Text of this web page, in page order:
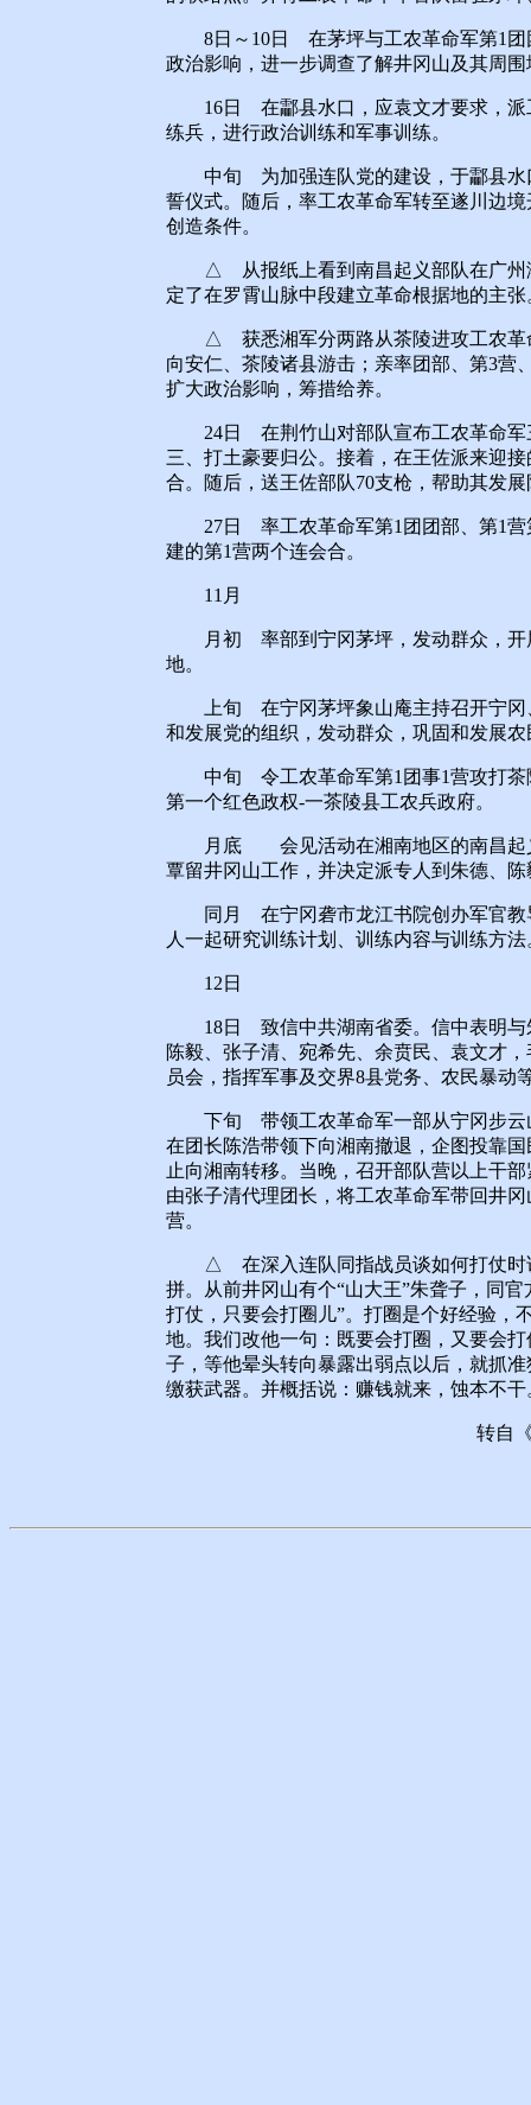
8日～10日 在茅坪与工农革命军第1团
政治影响，进一步调查了解井冈山及其周
16日 在酃县水口，应袁文才要求，派
练兵，进行政治训练和军事训练。
中旬 为加强连队党的建设，于酃县水
誓仪式。随后，率工农革命军转至遂川边
创造条件。
△ 从报纸上看到南昌起义部队在广州潮
定了在罗霄山脉中段建立革命根据地的主张
△ 获悉湘军分两路从茶陵进攻工农革命
向安仁、茶陵诸县游击；亲率团部、第3营
扩大政治影响，筹措给养。
24日 在荆竹山对部队宣布工农革命军
三、打土豪要归公。接着，在王佐派来迎
合。随后，送王佐部队70支枪，帮助其发展
27日 率工农革命军第1团团部、第1营
建的第1营两个连会合。
11月
月初 率部到宁冈茅坪，发动群众，开
地。
上旬 在宁冈茅坪象山庵主持召开宁冈
和发展党的组织，发动群众，巩固和发展
中旬 令工农革命军第1团事1营攻打茶
第一个红色政权-一茶陵县工农兵政府。
月底 会见活动在湘南地区的南昌起义
覃留井冈山工作，并决定派专人到朱德、
同月 在宁冈砻市龙江书院创办军官教
人一起研究训练计划、训练内容与训练方法
12日
18日 致信中共湖南省委。信中表明与
陈毅、张子清、宛希先、余贲民、袁文才
员会，指挥军事及交界8县党务、农民暴动
下旬 带领工农革命军一部从宁冈步云
在团长陈浩带领下向湘南撤退，企图投靠
止向湘南转移。当晚，召开部队营以上干
由张子清代理团长，将工农革命军带回井
营。
△ 在深入连队同指战员谈如何打仗时说
拼。从前井冈山有个“山大王”朱聋子，同
打仗，只要会打圈儿”。打圈是个好经验，
地。我们改他一句：既要会打圈，又要会
子，等他晕头转向暴露出弱点以后，就抓
缴获武器。并概括说：赚钱就来，蚀本不
转自